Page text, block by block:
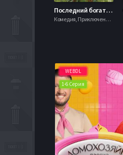
Последний богатырь. Колобок (2026)
Комедия, Приключения, Фэнтези,
WEBDL
1-6 Серия